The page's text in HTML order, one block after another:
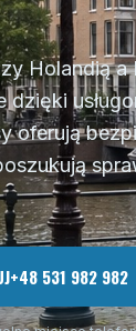
Holandią a
dzięki
oferują
+48 531 982 982